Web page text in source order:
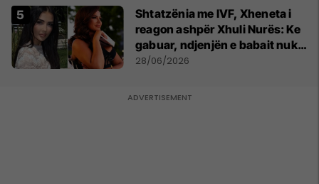
Shtatzënia me IVF, Xheneta i
reagon ashpër Xhuli Nurës: Ke
gabuar, ndjenjën e babait nuk
mund t'ia plotësosh kurrë
28/06/2026